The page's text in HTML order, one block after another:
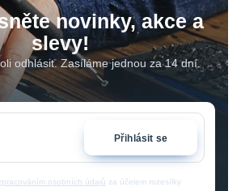
novinky, akce a
slevy!
odhlásit. Zasíláme jednou za 14 dní.
Přihlásit se
osobních údajů za účelem rozesílky